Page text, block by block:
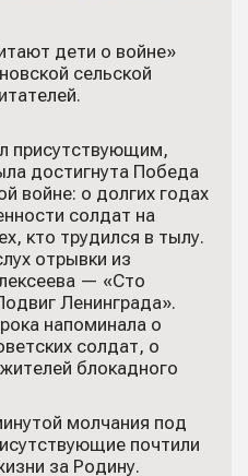
дети о войне»
сельской
присутствующим,
достигнута Победа
войне: о долгих годах
солдат на
кто трудился в тылу.
отрывки из
— «Сто
Ленинграда».
напоминала о
солдат, о
блокадного
молчания под
почтили
за Родину.